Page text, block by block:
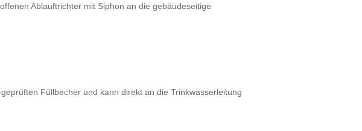
Ablauftrichter mit Siphon an die gebäudeseitige
Füllbecher und kann direkt an die Trinkwasserleitung